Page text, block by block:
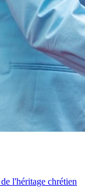
l'héritage chrétien